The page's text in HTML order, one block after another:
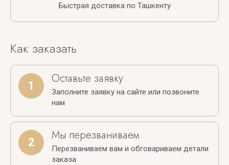
Быстрая доставка по Ташкенту
Как заказать
1 Оставьте заявку
Заполните заявку на сайте или позвоните
нам
2 Мы перезваниваем
Перезваниваем вам и обговариваем детали
заказа